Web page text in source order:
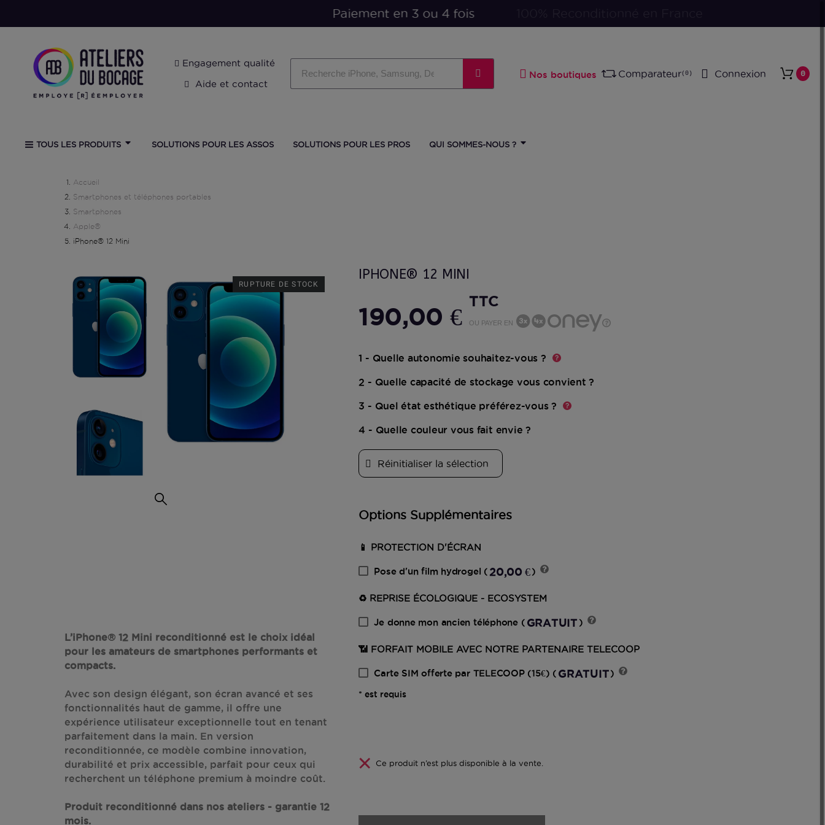
Paiement en 3 ou 4 fois
Engagement qualité
Aide et contact
Nos boutiques Comparateur 0 Connexion 0
TOUS LES PRODUITS SOLUTIONS POUR LES ASSOS SOLUTIONS POUR LES PROS QUI SOMMES-NOUS ?
Accueil
Smartphones et téléphones portables
Smartphones
Apple®
iPhone® 12 Mini
RUPTURE DE STOCK
L’iPhone® 12 Mini reconditionné est le choix idéal
pour les amateurs de smartphones performants et
compacts.
Avec son design élégant, son écran avancé et ses
fonctionnalités haut de gamme, il offre une
expérience utilisateur exceptionnelle tout en tenant
parfaitement dans la main. En version
reconditionnée, ce modèle combine innovation,
durabilité et prix accessible, parfait pour ceux qui
recherchent un téléphone premium à moindre coût.
Produit reconditionné dans nos ateliers - garantie 12
mois.
IPHONE® 12 MINI
190,00 €
TTC
OU PAYER EN
1 - Quelle autonomie souhaitez-vous ?
En
2 - Quelle capacité de stockage vous convient ?
3 - Quel état esthétique préférez-vous ?
savoir
4 - Quelle couleur vous fait envie ?
Réinitialiser la sélection
Options Supplémentaires
📱 PROTECTION D'ÉCRAN
Pose d'un film hydrogel ( 20,00 €)
♻️ REPRISE ÉCOLOGIQUE - ECOSYSTEM
Je donne mon ancien téléphone ( GRATUIT )
📶 FORFAIT MOBILE AVEC NOTRE PARTENAIRE TELECOOP
Carte SIM offerte par TELECOOP (15€) ( GRATUIT)
* est requis
Ce produit n’est plus disponible à la vente.